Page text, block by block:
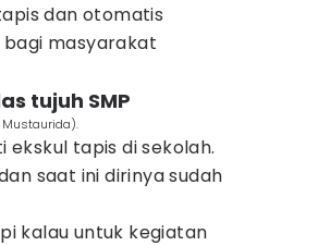
dan otomatis
masyarakat
tujuh SMP
Mustaurida).
ekskul tapis di sekolah.
saat ini dirinya sudah
kalau untuk kegiatan